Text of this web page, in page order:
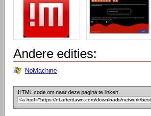
Andere edities:
NoMachine
HTML code om naar deze pagina te linken: